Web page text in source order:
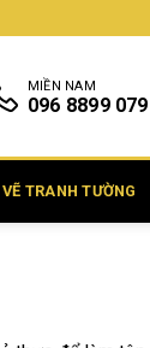
MIỀN NAM
096 8899 079
TRANH TƯỜNG